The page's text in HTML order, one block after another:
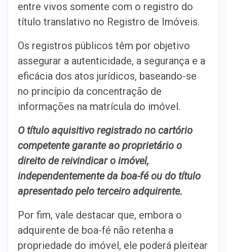
entre vivos somente com o registro do
título translativo no Registro de Imóveis.
Os registros públicos têm por objetivo
assegurar a autenticidade, a segurança e a
eficácia dos atos jurídicos, baseando-se
no princípio da concentração de
informações na matrícula do imóvel.
O título aquisitivo registrado no cartório
competente garante ao proprietário o
direito de reivindicar o imóvel,
independentemente da boa-fé ou do título
apresentado pelo terceiro adquirente.
Por fim, vale destacar que, embora o
adquirente de boa-fé não retenha a
propriedade do imóvel, ele poderá pleitear